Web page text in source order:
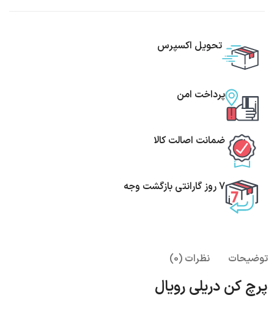
تحویل اکسپرس
پرداخت امن
ضمانت اصالت کالا
7 روز گارانتی بازگشت وجه
توضیحات نظرات (0)
پرچ کن دریلی رویال